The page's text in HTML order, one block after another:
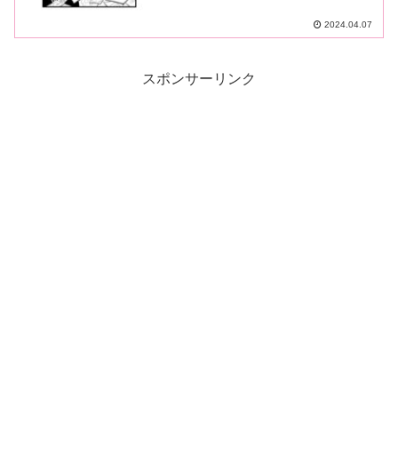
2024.04.07
スポンサーリンク